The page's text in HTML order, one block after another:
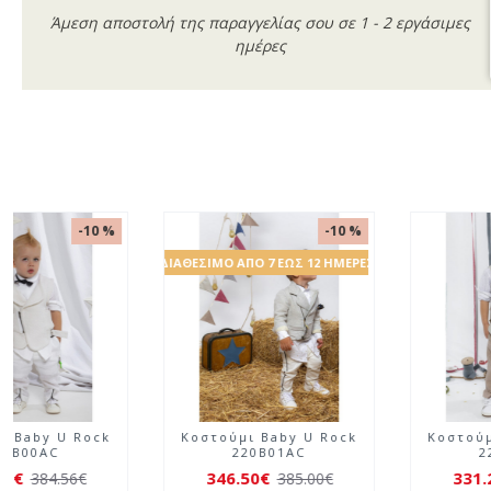
Άμεση αποστολή της παραγγελίας σου σε 1 - 2 εργάσιμες
ημέρες
Κοστούμι Baby U Rock
346.10€
ΔΙΑΘΈΣΙΜΟ ΑΠΌ 7 ΈΩΣ 12 ΗΜΈΡΕΣ
Κοστούμι Baby U Rock
346.50€